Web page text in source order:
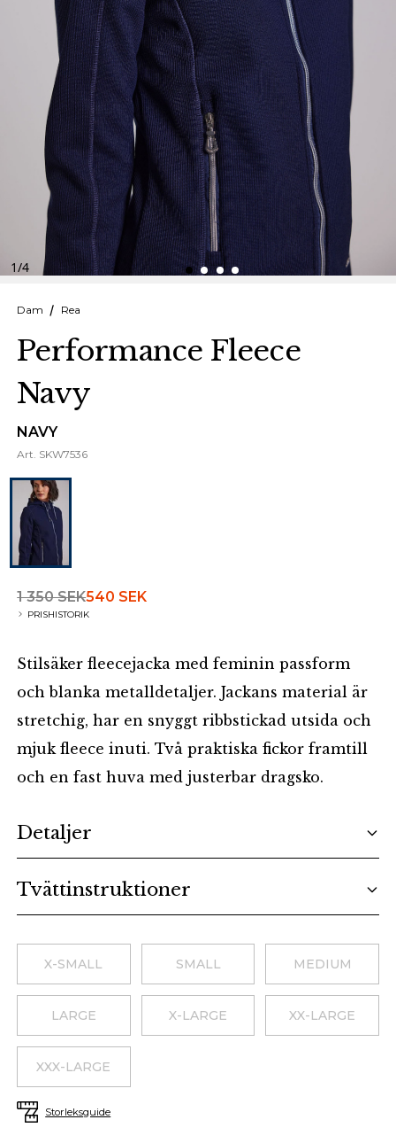
Finska
Danska
1/4
Dam Rea
Performance Fleece
Navy
NAVY
Art. SKW7536
1 350 SEK540 SEK
PRISHISTORIK
Stilsäker fleecejacka med feminin passform
och blanka metalldetaljer. Jackans material är
stretchig, har en snyggt ribbstickad utsida och
mjuk fleece inuti. Två praktiska fickor framtill
och en fast huva med justerbar dragsko.
Detaljer
Tvättinstruktioner
X-SMALL SMALL MEDIUM
LARGE X-LARGE XX-LARGE
XXX-LARGE
Storleksguide